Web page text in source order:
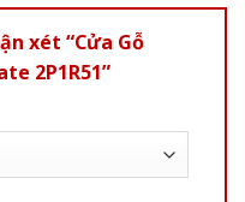
xét “Cửa Gỗ
2P1R51”